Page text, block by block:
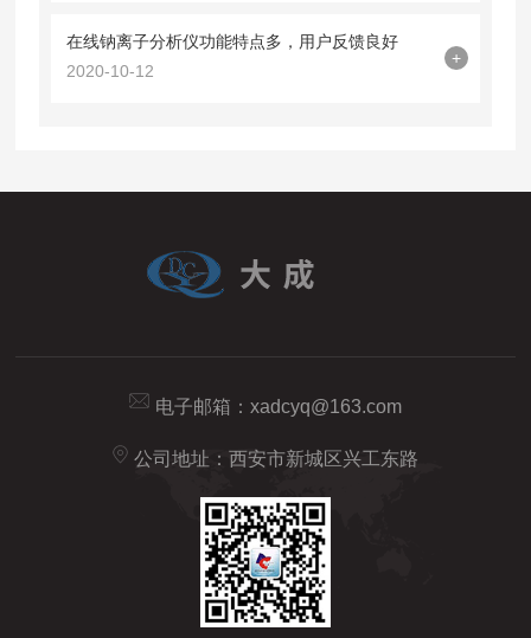
在线钠离子分析仪功能特点多，用户反馈良好
2020-10-12
+
电子邮箱： xadcyq@163.com
公司地址：西安市新城区兴工东路